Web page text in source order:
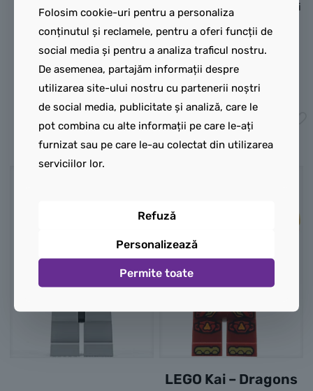
astronom, Cupidon, Fan în
costum de hamster și
Colecționar de jucării de
30,00lei
Adaugă în coș
lungi de luptă, având inserții
aurii și roșii care
contrastează puternic cu
baza închisă la culoare.
35,00lei
Adaugă în coș
LEGO Kai – Dragons
Folosim cookie-uri pentru a personaliza
conținutul și reclamele, pentru a oferi funcții de
social media și pentru a analiza traficul nostru.
De asemenea, partajăm informații despre
utilizarea site-ului nostru cu partenerii noștri
de social media, publicitate și analiză, care le
pot combina cu alte informații pe care le-ați
furnizat sau pe care le-au colectat din utilizarea
serviciilor lor.
Refuză
Personalizează
Permite toate